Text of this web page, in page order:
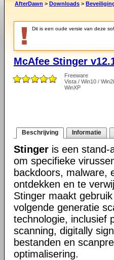
AfterDawn > Downloads >
Dit is een oude versie van deze
McAfee Stinger
Freeware
Vista / Win10 /
WinXP
Beschrijving Informatie
Stinger is een stand-
om specifieke
backdoors, malware,
ontdekken en te
Stinger maakt
volgende generatie
technologie, inclusief
scanning, digitally
bestanden en
optimalisering.